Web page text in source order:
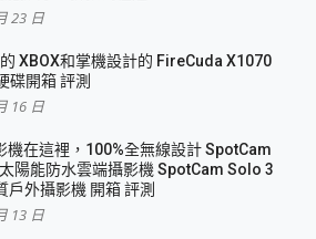
23 日
XBOX和掌機設計的 FireCuda X1070
碟開箱 評測
16 日
機在這裡，100%全無線設計 SpotCam
陽能防水雲端攝影機 SpotCam Solo 3
戶外攝影機 開箱 評測
13 日